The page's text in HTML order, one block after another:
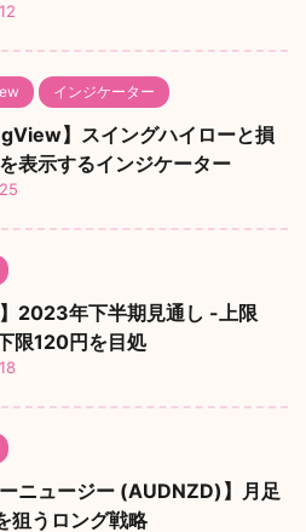
インジケーター
】スイングハイローと損
表示するインジケーター
】2023年下半期見通し -上限
限120円を目処
ーニュージー (AUDNZD)】月足
狙うロング戦略